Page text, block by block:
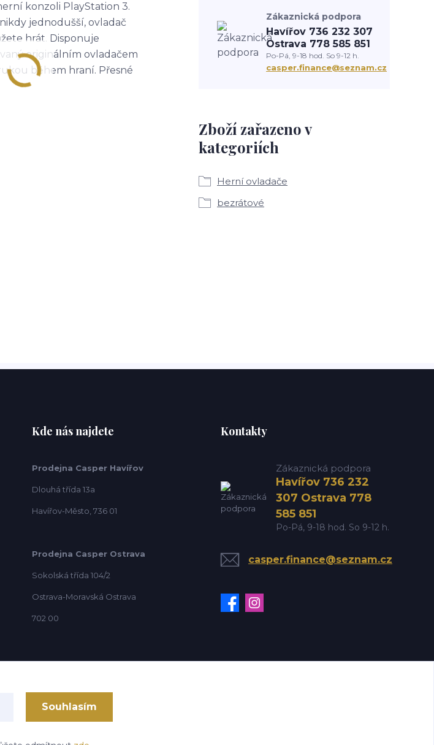
konzoli PlayStation 3.
jednodušší, ovladač
hrát. Disponuje
originálním ovladačem
během hraní. Přesné
Zboží zařazeno v
kategoriích
Herní ovladače
bezrátové
Zákaznická podpora
Havířov 736 232 307
Ostrava 778 585 851
Po-Pá, 9-18 hod. So 9-12 h.
casper.finance@seznam.cz
Kde nás najdete
Prodejna Casper Havířov
Dlouhá třída 13a
Havířov-Město, 736 01
Prodejna Casper Ostrava
Sokolská třída 104/2
Ostrava-Moravská Ostrava
702 00
Kontakty
Zákaznická podpora
Havířov 736 232
307 Ostrava 778
585 851
Po-Pá, 9-18 hod. So 9-12 h.
casper.finance@seznam.cz
Souhlasím